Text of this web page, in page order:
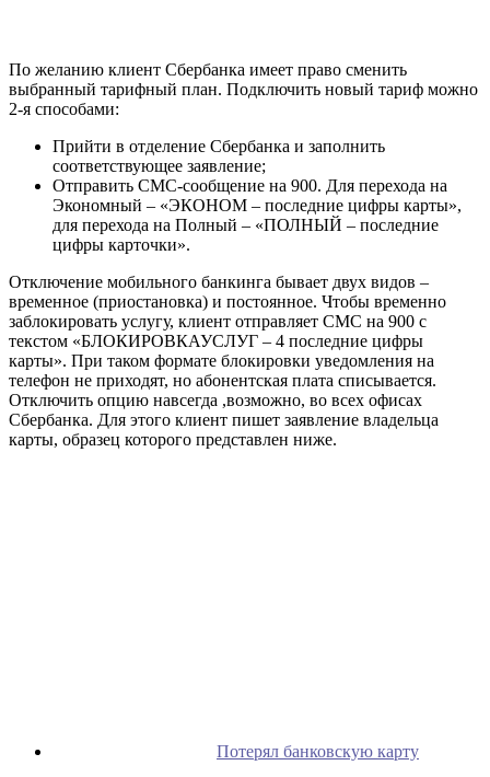
По желанию клиент Сбербанка имеет право сменить
выбранный тарифный план. Подключить новый тариф можно
2-я способами:
Прийти в отделение Сбербанка и заполнить
соответствующее заявление;
Отправить СМС-сообщение на 900. Для перехода на
Экономный – «ЭКОНОМ – последние цифры карты»,
для перехода на Полный – «ПОЛНЫЙ – последние
цифры карточки».
Отключение мобильного банкинга бывает двух видов –
временное (приостановка) и постоянное. Чтобы временно
заблокировать услугу, клиент отправляет СМС на 900 с
текстом «БЛОКИРОВКАУСЛУГ – 4 последние цифры
карты». При таком формате блокировки уведомления на
телефон не приходят, но абонентская плата списывается.
Отключить опцию навсегда ,возможно, во всех офисах
Сбербанка. Для этого клиент пишет заявление владельца
карты, образец которого представлен ниже.
Потерял банковскую карту